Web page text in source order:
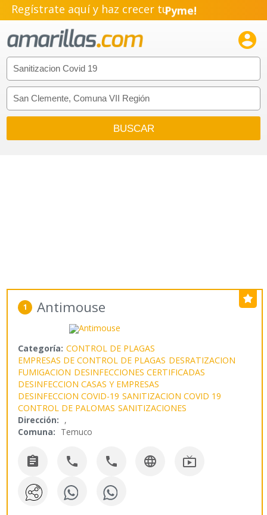
Regístrate aquí y haz crecer tuPyme!
Emprendimiento!

1 Antimouse
Categoría: CONTROL DE PLAGAS
EMPRESAS DE CONTROL DE PLAGAS DESRATIZACION
FUMIGACION DESINFECCIONES CERTIFICADAS
DESINFECCION CASAS Y EMPRESAS
DESINFECCION COVID-19 SANITIZACION COVID 19
CONTROL DE PALOMAS SANITIZACIONES
Dirección: ,
Comuna: Temuco
    